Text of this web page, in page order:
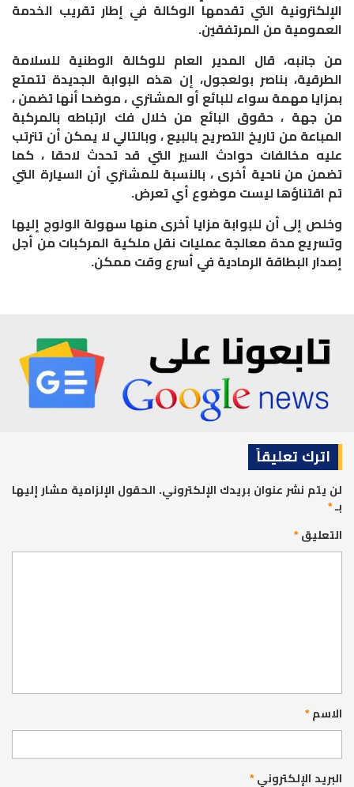
الإلكترونية التي تقدمها الوكالة في إطار تقريب الخدمة
العمومية من المرتفقين.
من جانبه، قال المدير العام للوكالة الوطنية للسلامة
الطرقية، بناصر بولعجول، إن هذه البوابة الجديدة تتمتع
بمزايا مهمة سواء للبائع أو المشتري ، موضحا أنها تضمن ،
من جهة ، حقوق البائع من خلال فك ارتباطه بالمركبة
المباعة من تاريخ التصريح بالبيع ، وبالتالي لا يمكن أن تترتب
عليه مخالفات حوادث السير التي قد تحدث لاحقا ، كما
تضمن من ناحية أخرى ، بالنسبة للمشتري أن السيارة التي
تم اقتناؤها ليست موضوع أي تعرض.
وخلص إلى أن للبوابة مزايا أخرى منها سهولة الولوج إليها
وتسريع مدة معالجة عمليات نقل ملكية المركبات من أجل
إصدار البطاقة الرمادية في أسرع وقت ممكن.
اترك تعليقاً
لن يتم نشر عنوان بريدك الإلكتروني. الحقول الإلزامية مشار إليها
بـ*
التعليق*
الاسم*
البريد الإلكتروني*